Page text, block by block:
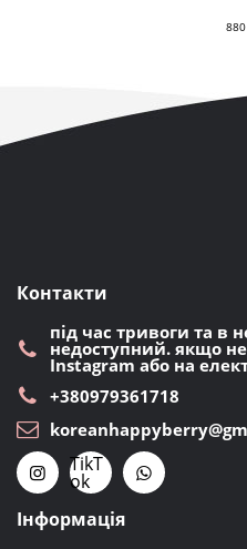
880
Контакти
під час тривоги та в
недоступний. якщо
Instagram або на
+380979361718
TikT
ok
Інформація